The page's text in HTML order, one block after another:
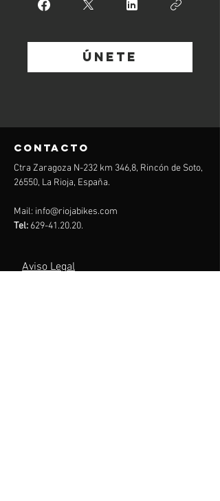
Únete
contacto
Ctra Zaragoza N-232 km 346,8, Rincón de Soto,
26550, La Rioja, España.
Mail: info@riojabikes.com
Tel: 629-41.20.20.
Aviso Legal